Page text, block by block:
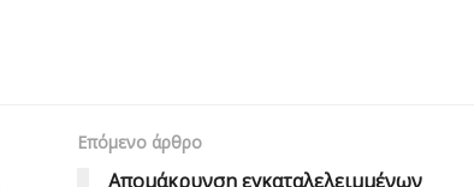
Επόμενο άρθρο
Απομάκρυνση εγκαταλελειμμένων